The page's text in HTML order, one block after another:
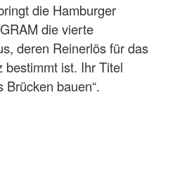
die Hamburger
die vierte
deren Reinerlös für das
bestimmt ist. Ihr Titel
Brücken bauen“.